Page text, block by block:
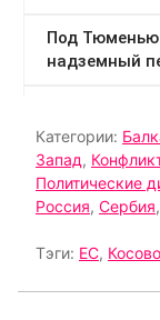
Категории:
Запад,
Политические
Россия, Сербия,
Тэги: ЕС, Косово